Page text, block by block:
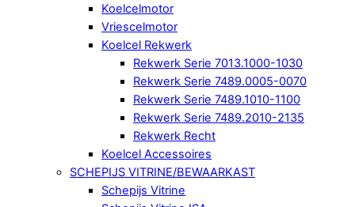
Koelcelmotor
Vriescelmotor
Koelcel Rekwerk
Rekwerk Serie 7013.1000-1030
Rekwerk Serie 7489.0005-0070
Rekwerk Serie 7489.1010-1100
Rekwerk Serie 7489.2010-2135
Rekwerk Recht
Koelcel Accessoires
SCHEPIJS VITRINE/BEWAARKAST
Schepijs Vitrine